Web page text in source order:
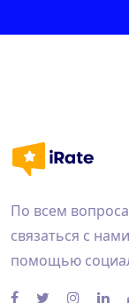
По всем
связаться с
помощью